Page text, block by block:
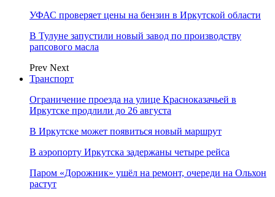
УФАС проверяет цены на бензин в Иркутской области
В Тулуне запустили новый завод по производству
рапсового масла
Prev Next
Транспорт
Ограничение проезда на улице Красноказачьей в
Иркутске продлили до 26 августа
В Иркутске может появиться новый маршрут
В аэропорту Иркутска задержаны четыре рейса
Паром «Дорожник» ушёл на ремонт, очереди на Ольхон
растут